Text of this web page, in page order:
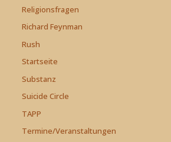
Religionsfragen
Richard Feynman
Rush
Startseite
Substanz
Suicide Circle
TAPP
Termine/Veranstaltungen